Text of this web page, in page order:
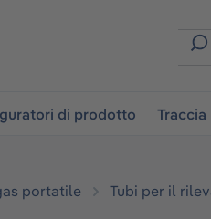
di prodotto
portatile Tubi per il